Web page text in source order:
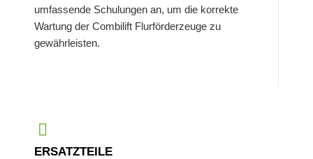
umfassende Schulungen an, um die korrekte
Wartung der Combilift Flurförderzeuge zu
gewährleisten.
ERSATZTEILE